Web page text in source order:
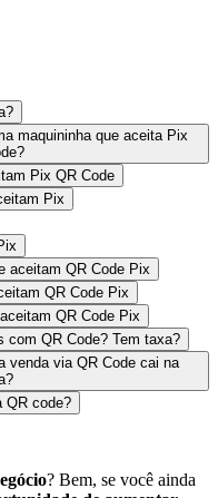
maquininha que aceita Pix
Pix QR Code
Pix
aceitam QR Code Pix
QR Code Pix
QR Code Pix
com QR Code? Tem taxa?
venda via QR Code cai na
QR code?
? Bem, se você ainda